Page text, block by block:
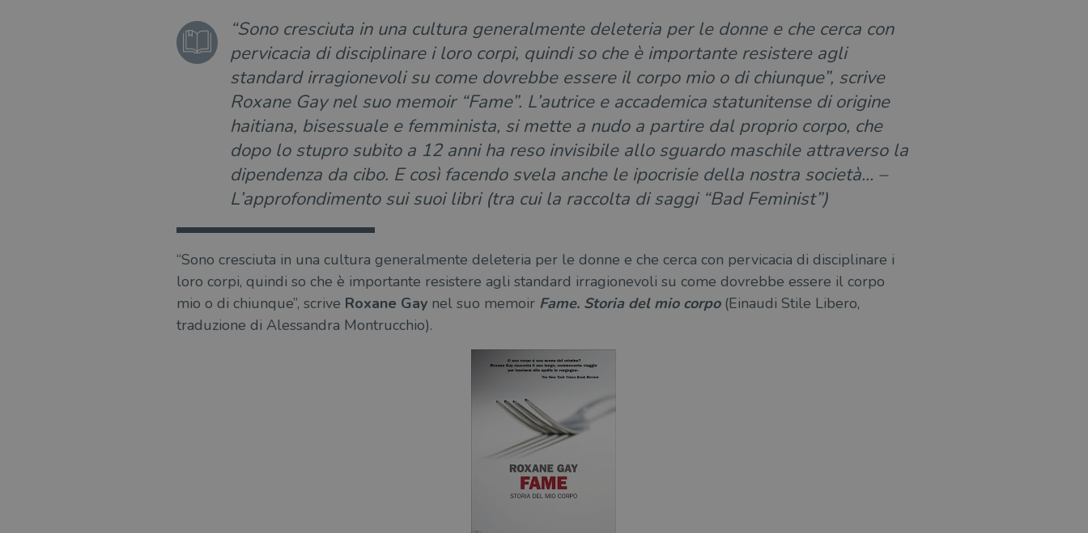
“Sono cresciuta in una cultura generalmente deleteria per le donne e che cerca con
pervicacia di disciplinare i loro corpi, quindi so che è importante resistere agli
standard irragionevoli su come dovrebbe essere il corpo mio o di chiunque”, scrive
Roxane Gay nel suo memoir “Fame”. L’autrice e accademica statunitense di origine
haitiana, bisessuale e femminista, si mette a nudo a partire dal proprio corpo, che
dopo lo stupro subito a 12 anni ha reso invisibile allo sguardo maschile attraverso la
dipendenza da cibo. E così facendo svela anche le ipocrisie della nostra società… –
L’approfondimento sui suoi libri (tra cui la raccolta di saggi “Bad Feminist”)
“Sono cresciuta in una cultura generalmente deleteria per le donne e che cerca con pervicacia di disciplinare i
loro corpi, quindi so che è importante resistere agli standard irragionevoli su come dovrebbe essere il corpo
mio o di chiunque”, scrive Roxane Gaynel suo memoir Fame. Storia del mio corpo(Einaudi Stile Libero,
traduzione di Alessandra Montrucchio).